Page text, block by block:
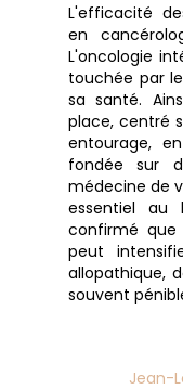
L'efficacité
en
L'oncologie
touchée par
sa santé.
place, centré
entourage,
fondée sur
médecine de
essentiel au
confirmé que
peut
allopathique,
souvent
Jean-